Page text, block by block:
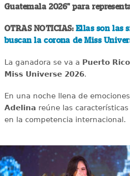
Guatemala 2026" para
OTRAS NOTICIAS: Ellas son las
buscan la corona de Miss
La ganadora se va a Puerto Rico
Miss Universe 2026.
En una noche llena de
Adelina reúne las
en la competencia internacional.